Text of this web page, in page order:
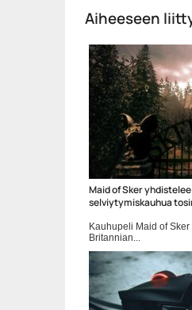
Aiheeseen
Maid of Sker
selviytymiskauhua
Kauhupeli Maid of
Britannian...
kauhupelit